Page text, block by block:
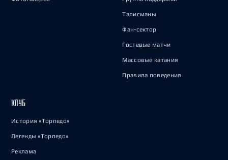
Талисманы
Фан-сектор
Гостевые матчи
Массовые катания
Правила поведения
КЛУБ
История «Торпедо»
Легенды «Торпедо»
Реклама